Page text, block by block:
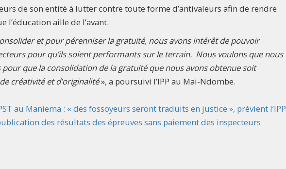
de son entité à lutter contre toute forme d’antivaleurs afin de rendre
l’éducation aille de l’avant.
et pour pérenniser la gratuité, nous avons intérêt de pouvoir
pour qu’ils soient performants sur le terrain. Nous voulons que nous
que la consolidation de la gratuité que nous avons obtenue soit
créativité et d’originalité», a poursuivi l’IPP au Mai-Ndombe.
au Maniema : « des fossoyeurs seront traduits en justice », prévient l’IPP
des résultats des épreuves sans paiement des inspecteurs